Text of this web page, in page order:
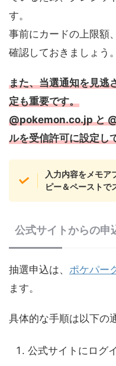
す。
事前にカードの上限額
確認しておきましょう。
また、当選通知を見逃
定も重要です。
@pokemon.co.jp と
ルを受信許可に設定し
入力内容をメモア
ピー＆ペーストで
公式サイトからの申
抽選申込は、 ポケパー
ます。
具体的な手順は以下の
公式サイトにログ